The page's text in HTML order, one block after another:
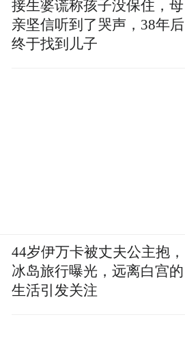
接生婆谎称孩子没保住，母
亲坚信听到了哭声，38年后
终于找到儿子
44岁伊万卡被丈夫公主抱，
冰岛旅行曝光，远离白宫的
生活引发关注